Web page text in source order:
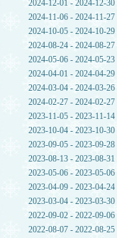
2024-12-01 - 2024-12-30
2024-11-06 - 2024-11-27
2024-10-05 - 2024-10-29
2024-08-24 - 2024-08-27
2024-05-06 - 2024-05-23
2024-04-01 - 2024-04-29
2024-03-04 - 2024-03-26
2024-02-27 - 2024-02-27
2023-11-05 - 2023-11-14
2023-10-04 - 2023-10-30
2023-09-05 - 2023-09-28
2023-08-13 - 2023-08-31
2023-05-06 - 2023-05-06
2023-04-09 - 2023-04-24
2023-03-04 - 2023-03-30
2022-09-02 - 2022-09-06
2022-08-07 - 2022-08-25